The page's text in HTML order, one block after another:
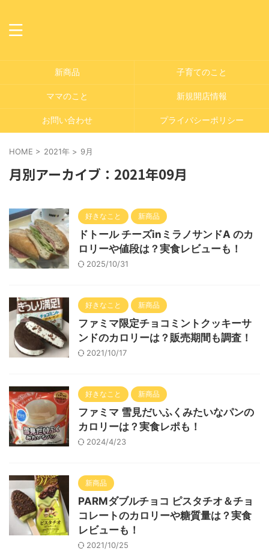
新商品 子育てのこと
ママのこと 新規開店情報
お問い合わせ プライバシーポリシー
HOME > 2021年 > 9月
月別アーカイブ：2021年09月
好きなこと 新商品
ドトール チーズinミラノサンドA のカ
ロリーや値段は？実食レビューも！
2025/10/31
好きなこと 新商品
ファミマ限定チョコミントクッキーサ
ンドのカロリーは？販売期間も調査！
2021/10/17
好きなこと 新商品
ファミマ 雪見だいふくみたいなパンの
カロリーは？実食レポも！
2024/4/23
新商品
PARMダブルチョコ ピスタチオ＆チョ
コレートのカロリーや糖質量は？実食
レビューも！
2021/10/25